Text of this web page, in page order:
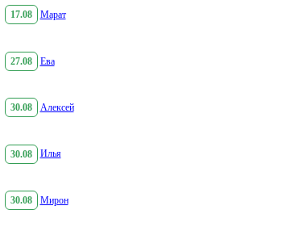
17.08 Марат
27.08 Ева
30.08 Алексей
30.08 Илья
30.08 Мирон